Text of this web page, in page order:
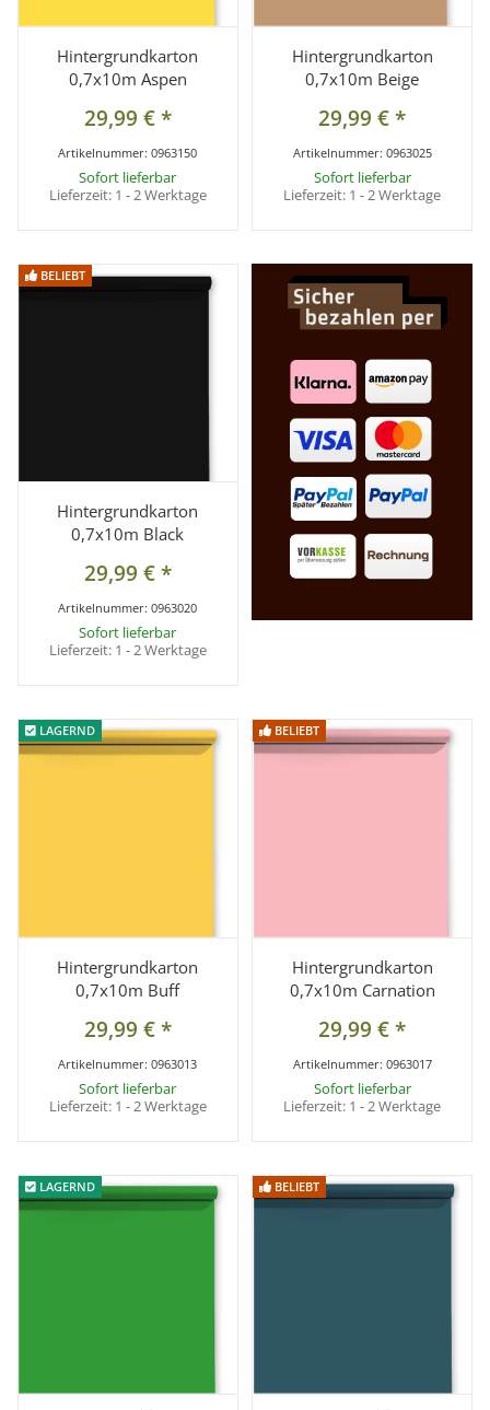
Hintergrundkarton
0,7x10m Aspen
29,99 €*
Artikelnummer:0963150
Sofort lieferbar
Lieferzeit: 1 - 2 Werktage
Hintergrundkarton
0,7x10m Beige
29,99 €*
Artikelnummer: 0963025
Sofort lieferbar
Lieferzeit: 1 - 2 Werktage
BELIEBT
BELIEBT
Hintergrundkarton
0,7x10m Black
29,99 €*
Artikelnummer:0963020
Sofort lieferbar
Lieferzeit: 1 - 2 Werktage
LAGERND
LAGERND
Hintergrundkarton
0,7x10m Buff
29,99 €*
Artikelnummer:0963013
Sofort lieferbar
Lieferzeit: 1 - 2 Werktage
BELIEBT
BELIEBT
Hintergrundkarton
0,7x10m Carnation
29,99 €*
Artikelnummer: 0963017
Sofort lieferbar
Lieferzeit: 1 - 2 Werktage
LAGERND
LAGERND BELIEBT
BELIEBT